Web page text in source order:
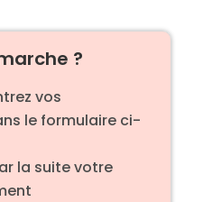
?
vos
le formulaire ci-
la suite votre